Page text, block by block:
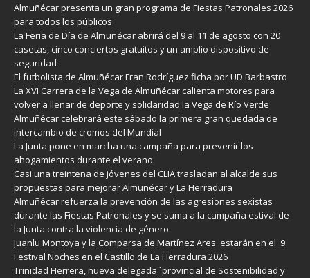
Almuñécar presenta un gran programa de Fiestas Patronales 2026
para todos los públicos
La Feria de Día de Almuñécar abrirá del 9 al 11 de agosto con 20
casetas, cinco conciertos gratuitos y un amplio dispositivo de
seguridad
El futbolista de Almuñécar Fran Rodríguez ficha por UD Barbastro
La XVI Carrera de la Vega de Almuñécar calienta motores para
volver a llenar de deporte y solidaridad la Vega de Río Verde
Almuñécar celebrará este sábado la primera gran quedada de
intercambio de cromos del Mundial
La Junta pone en marcha una campaña para prevenir los
ahogamientos durante el verano
Casi una treintena de jóvenes del CLIA trasladan al alcalde sus
propuestas para mejorar Almuñécar y La Herradura
Almuñécar refuerza la prevención de las agresiones sexistas
durante las Fiestas Patronales y se suma a la campaña estival de
la Junta contra la violencia de género
Juanlu Montoya y la Comparsa de Martínez Ares estarán en el 9
Festival Noches en el Castillo de La Herradura 2026
Trinidad Herrera, nueva delegada `provincial de Sostenibilidad y